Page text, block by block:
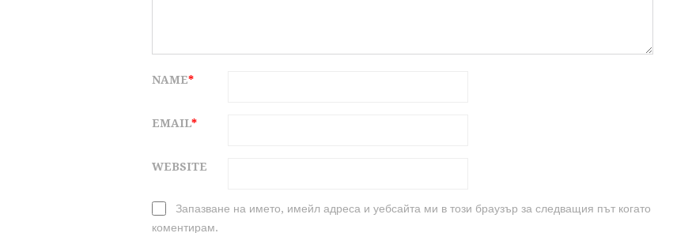
NAME*
EMAIL*
WEBSITE
Запазване на името, имейл адреса и уебсайта ми в този браузър за следващия път когато
коментирам.